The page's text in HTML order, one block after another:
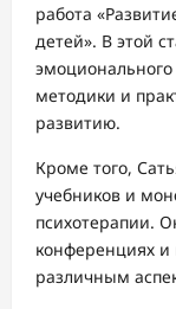
работа
детей». В этой
эмоционального
методики и
развитию.
Кроме того,
учебников и
психотерапии.
конференциях
различным